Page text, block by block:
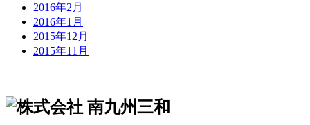
2016年2月
2016年1月
2015年12月
2015年11月